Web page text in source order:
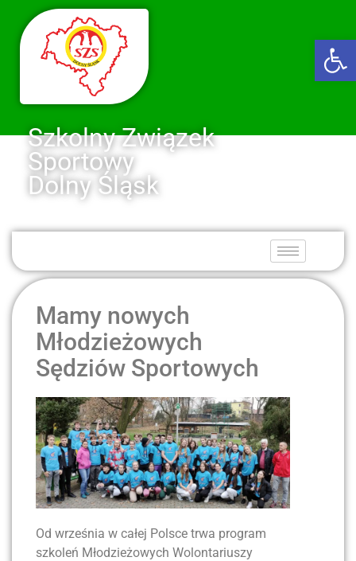
Szkolny Związek
Sportowy
Dolny Śląsk
Mamy nowych
Młodzieżowych
Sędziów Sportowych
Od września w całej Polsce trwa program
szkoleń Młodzieżowych Wolontariuszy